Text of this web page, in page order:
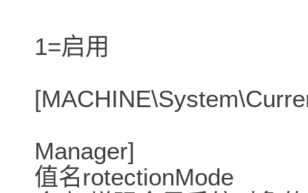
1=启用
Manager]
值名rotectionMode